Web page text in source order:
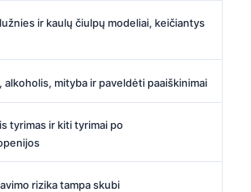
ir kaulų čiulpų modeliai, keičiantys
alkoholis, mityba ir paveldėti paaiškinimai
tyrimas ir kiti tyrimai po
rizika tampa skubi